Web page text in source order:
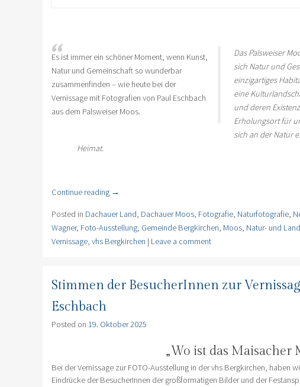
Es ist immer ein schöner Moment, wenn Kunst,
Natur und Gemeinschaft so wunderbar
zusammenfinden – wie heute bei der
Vernissage mit Fotografien von Paul Eschbach
aus dem Palsweiser Moos.
Das Palsweiser
sich Natur und
einzigartiges
eine
und deren
Erholungsort für
sich an der Natur
Heimat.
Continue reading →
Posted in Dachauer Land, Dachauer Moos, Fotografie, Naturfotografie,
Wagner, Foto-Ausstellung, Gemeinde Bergkirchen, Moos, Natur- und
Vernissage, vhs Bergkirchen | Leave a comment
Stimmen der BesucherInnen zur
Eschbach
Posted on 19. Oktober 2025
„Wo ist das Maisacher
Bei der Vernissage zur FOTO-Ausstellung in der vhs Bergkirchen, haben
Eindrücke der BesucherInnen der großformatigen Bilder und der